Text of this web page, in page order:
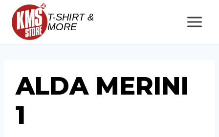
Salta
contenuto
T-SHIRT &
MORE
ALDA MERINI
1